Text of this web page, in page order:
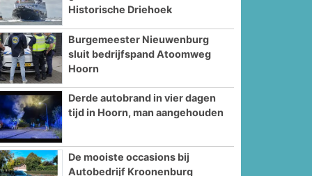
Historische Driehoek
Burgemeester Nieuwenburg
sluit bedrijfspand Atoomweg
Hoorn
Derde autobrand in vier dagen
tijd in Hoorn, man aangehouden
De mooiste occasions bij
Autobedrijf Kroonenburg